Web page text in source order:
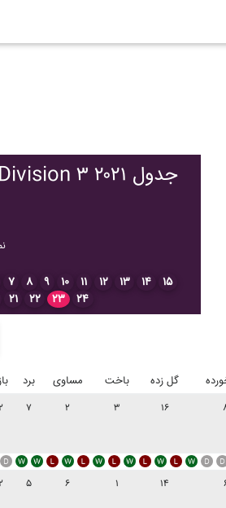
League Division ۳ ۲۰۲۱ جدول
۷ ۸ ۹ ۱۰ ۱۱ ۱۲ ۱۳ ۱۴
۱۵
۲۱ ۲۲ ۲۳ ۲۴
برد مساوی باخت گل زده
۷ ۲ ۳ ۱۶
۵ ۶ ۱ ۱۴